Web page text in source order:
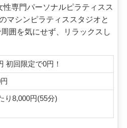
専門パーソナルピラティスス
マシンピラティススタジオと
囲を気にせず、リラックスし
初回限定で0円！
り8,000円(55分)